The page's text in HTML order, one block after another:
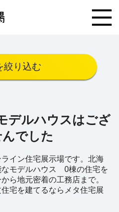
絞り込む
デルハウスはござ
でした
イン住宅展示場です。北海
なモデルハウス 0棟の住宅を
ら地元密着の工務店まで。
宅を建てるならメタ住宅展